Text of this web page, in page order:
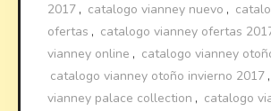
2017 , catalogo vianney nuevo ,
ofertas , catalogo vianney ofertas
vianney online , catalogo vianney
catalogo vianney otoño invierno 2017 ,
vianney palace collection , catalogo